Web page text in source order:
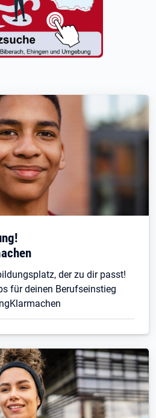
der zu dir passt!
für deinen Berufseinstieg